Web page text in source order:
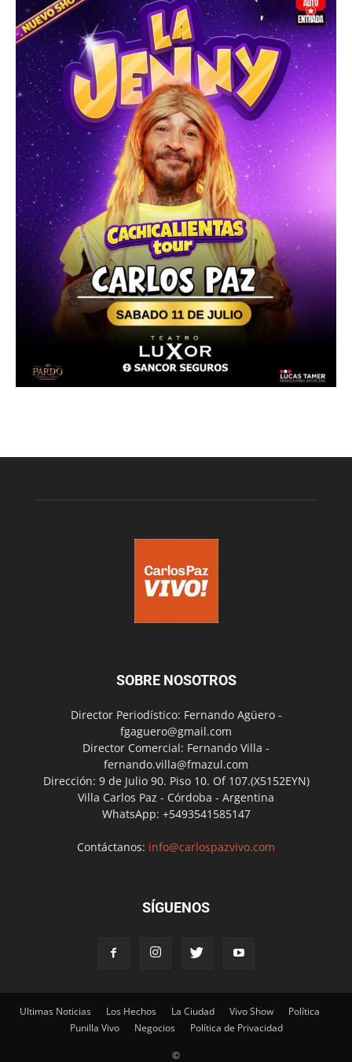
SOBRE NOSOTROS
Director Periodístico: Fernando Agüero -
fgaguero@gmail.com
Director Comercial: Fernando Villa -
fernando.villa@fmazul.com
Dirección: 9 de Julio 90. Piso 10. Of 107.(X5152EYN)
Villa Carlos Paz - Córdoba - Argentina
WhatsApp: +5493541585147
Contáctanos: info@carlospazvivo.com
SÍGUENOS
Ultimas Noticias Los Hechos La Ciudad Vivo Show
Política
Punilla Vivo
Negocios Política de Privacidad
©